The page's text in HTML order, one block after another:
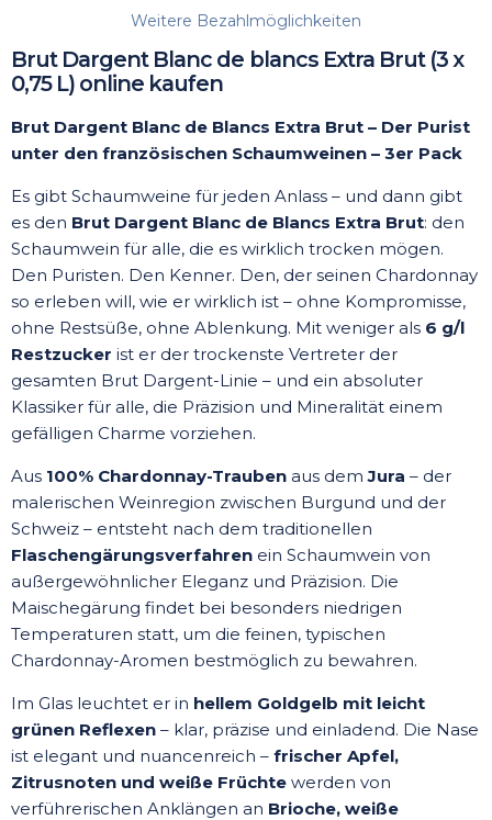
Weitere Bezahlmöglichkeiten
Brut Dargent Blanc de blancs Extra Brut (3 x
0,75 L) online kaufen
Brut Dargent Blanc de Blancs Extra Brut – Der Purist
unter den französischen Schaumweinen – 3er Pack
Es gibt Schaumweine für jeden Anlass – und dann gibt
es den Brut Dargent Blanc de Blancs Extra Brut: den
Schaumwein für alle, die es wirklich trocken mögen.
Den Puristen. Den Kenner. Den, der seinen Chardonnay
so erleben will, wie er wirklich ist – ohne Kompromisse,
ohne Restsüße, ohne Ablenkung. Mit weniger als 6 g/l
Restzucker ist er der trockenste Vertreter der
gesamten Brut Dargent-Linie – und ein absoluter
Klassiker für alle, die Präzision und Mineralität einem
gefälligen Charme vorziehen.
Aus 100% Chardonnay-Trauben aus demJura – der
malerischen Weinregion zwischen Burgund und der
Schweiz – entsteht nach dem traditionellen
Flaschengärungsverfahren ein Schaumwein von
außergewöhnlicher Eleganz und Präzision. Die
Maischegärung findet bei besonders niedrigen
Temperaturen statt, um die feinen, typischen
Chardonnay-Aromen bestmöglich zu bewahren.
Im Glas leuchtet er in hellem Goldgelb mit leicht
grünen Reflexen – klar, präzise und einladend. Die Nase
ist elegant und nuancenreich – frischer Apfel,
Zitrusnoten und weiße Früchte werden von
verführerischen Anklängen an Brioche, weiße